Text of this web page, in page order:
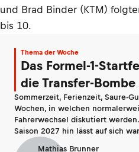
und Brad Binder (KTM)
bis 10.
Thema der Woche
Das Formel-1-
die Transfer-
Sommerzeit, Ferienzeit, Saure-
Wochen, in welchen
Fahrerwechsel diskutiert
Saison 2027 hin lässt auf sich
Mathias Brunner